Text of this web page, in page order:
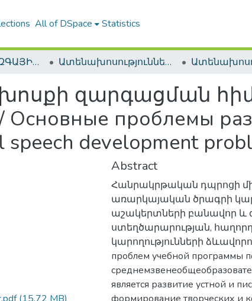
All of DSpace Statistics
ՀԱՅԱՍՏԱՆԻ ԱԶԳԱՅԻՆ ԳՐԱԴԱՐԱՆԻ ԹՎԱՅԻՆ ՊԱՀՈՑ / DIGITAL REPOSITORY OF NLA Ատենախոսություններ և սեղմագրեր / Theses & Abstracts
զարգացման
проблемы
development
Abstract
Հանրակրթական դպրոցի
առարկայական ծրագրի
աշակերտների բանավոր և
ստեղծարարության,
կարողությունների
проблем учебной программы
является развитие устной и